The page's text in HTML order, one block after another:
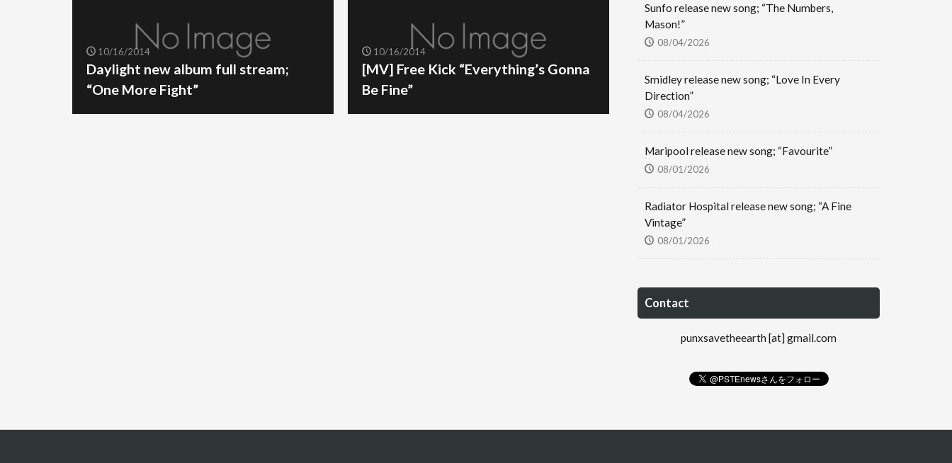
10/16/2014
Daylight new album full stream;
“One More Fight”
10/16/2014
[MV] Free Kick “Everything’s Gonna
Be Fine”
Sunfo release new song; “The Numbers,
Mason!”
08/04/2026
Smidley release new song; “Love In Every
Direction”
08/04/2026
Maripool release new song; “Favourite”
08/01/2026
Radiator Hospital release new song; “A Fine
Vintage”
08/01/2026
Contact
punxsavetheearth [at] gmail.com